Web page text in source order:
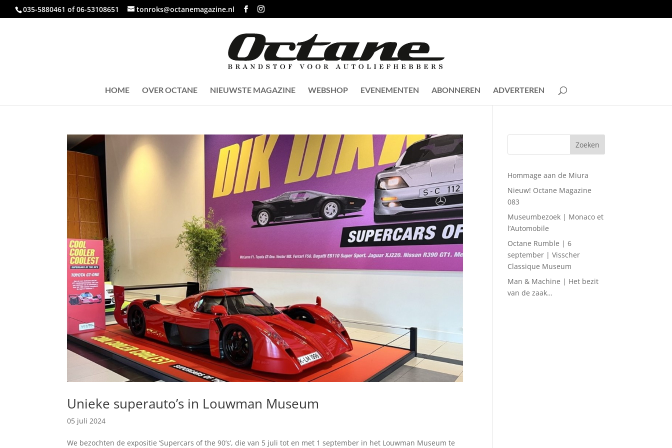
035-5880461 of 06-53108651 tonroks@octanemagazine.nl
HOME OVER OCTANE NIEUWSTE MAGAZINE WEBSHOP EVENEMENTEN ABONNEREN ADVERTEREN
Unieke superauto’s in Louwman Museum
05 juli 2024
We bezochten de expositie ‘Supercars of the 90’s’, die van 5 juli tot en met 1 september in het Louwman Museum te
Hommage aan de Miura
Nieuw! Octane Magazine
083
Museumbezoek | Monaco et
l’Automobile
Octane Rumble | 6
september | Visscher
Classique Museum
Man & Machine | Het bezit
van de zaak…